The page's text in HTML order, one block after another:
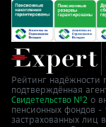
Рейтинг надёжности
подтверждённая
Свидетельство №2 о
пенсионных фондов -
застрахованных лиц